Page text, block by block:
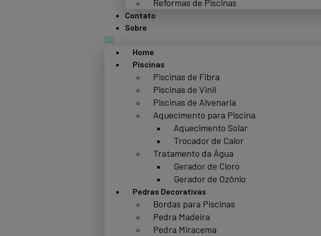
Reformas de Piscinas
Contato
Sobre
Home
Piscinas
Piscinas de Fibra
Piscinas de Vinil
Piscinas de Alvenaria
Aquecimento para Piscina
Aquecimento Solar
Trocador de Calor
Tratamento da Água
Gerador de Cloro
Gerador de Ozônio
Pedras Decorativas
Bordas para Piscinas
Pedra Madeira
Pedra Miracema